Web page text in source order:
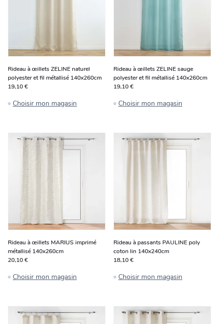
Rideau à œillets ZELINE naturel
polyester et fil métallisé 140x260cm
19,10 €
Choisir mon magasin
Rideau à œillets ZELINE sauge
polyester et fil métallisé 140x260cm
19,10 €
Choisir mon magasin
Rideau à œillets MARIUS imprimé
métallisé 140x260cm
20,10 €
Choisir mon magasin
Rideau à passants PAULINE poly
coton lin 140x240cm
18,10 €
Choisir mon magasin